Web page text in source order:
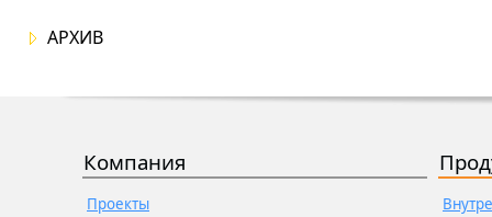
АРХИВ
Компания
Проекты